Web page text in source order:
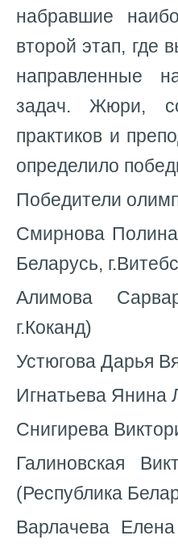
набравшие
второй этап, где
направленные
задач. Жюри,
практиков и
определило
Победители
Смирнова
Беларусь,
Алимова
г.Коканд)
Устюгова Дарья
Игнатьева
Снигирева
Галиновская
(Республика
Варлачева